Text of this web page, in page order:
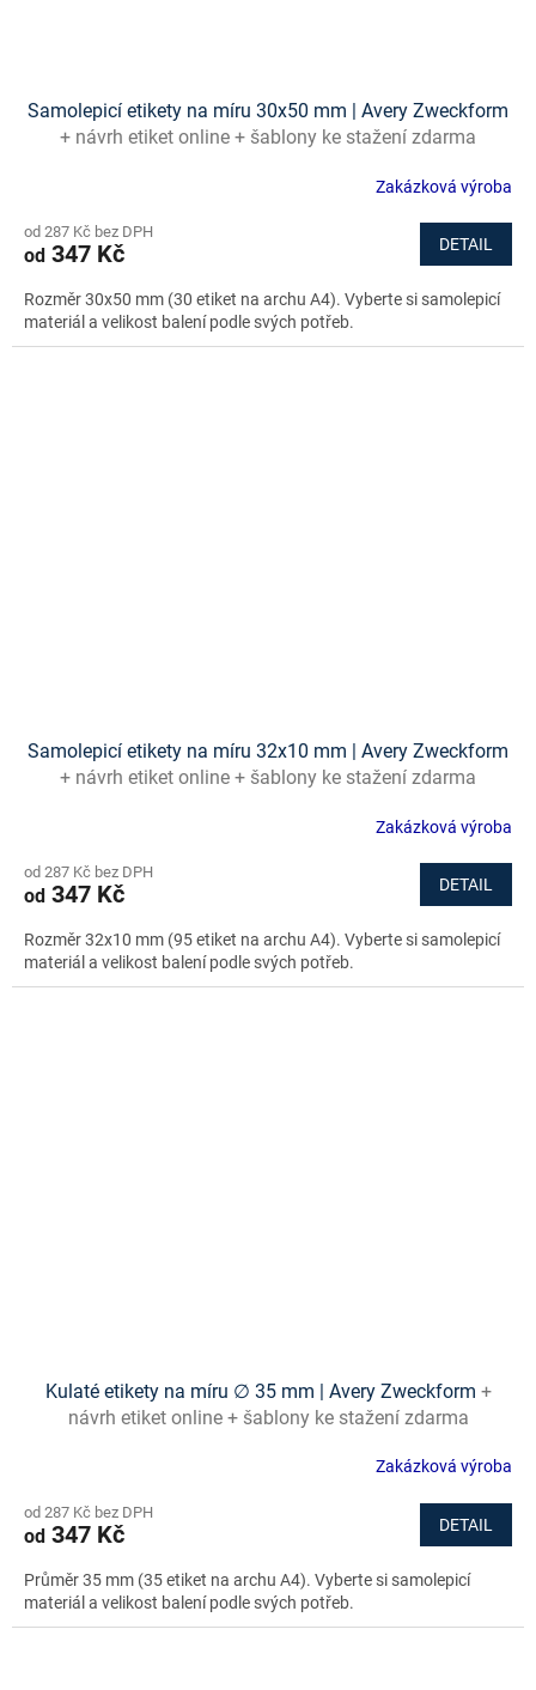
Samolepicí etikety na míru 30x50 mm | Avery Zweckform
+ návrh etiket online + šablony ke stažení zdarma
Zakázková výroba
od 287 Kč bez DPH
od 347 Kč DETAIL
Rozměr 30x50 mm (30 etiket na archu A4). Vyberte si samolepicí
materiál a velikost balení podle svých potřeb.
Samolepicí etikety na míru 32x10 mm | Avery Zweckform
+ návrh etiket online + šablony ke stažení zdarma
Zakázková výroba
od 287 Kč bez DPH
od 347 Kč DETAIL
Rozměr 32x10 mm (95 etiket na archu A4). Vyberte si samolepicí
materiál a velikost balení podle svých potřeb.
Kulaté etikety na míru ∅ 35 mm | Avery Zweckform +
návrh etiket online + šablony ke stažení zdarma
Zakázková výroba
od 287 Kč bez DPH
od 347 Kč DETAIL
Průměr 35 mm (35 etiket na archu A4). Vyberte si samolepicí
materiál a velikost balení podle svých potřeb.